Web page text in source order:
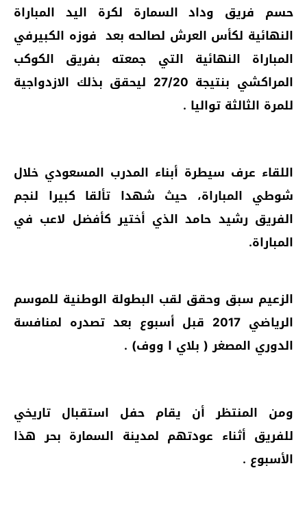
حسم فريق وداد السمارة لكرة اليد المباراة
النهائية لكأس العرش لصالحه بعد فوزه الكبيرفي
المباراة النهائية التي جمعته بفريق الكوكب
المراكشي بنتيجة 27/20 ليحقق بذلك الازدواجية
للمرة الثالثة تواليا .
اللقاء عرف سيطرة أبناء المدرب المسعودي خلال
شوطي المباراة، حيث شهدا تألقا كبيرا لنجم
الفريق رشيد حامد الذي أختير كأفضل لاعب في
المباراة.
الزعيم سبق وحقق لقب البطولة الوطنية للموسم
الرياضي 2017 قبل أسبوع بعد تصدره لمنافسة
الدوري المصغر ( بلاي ا ووف) .
ومن المنتظر أن يقام حفل استقبال تاريخي
للفريق أثناء عودتهم لمدينة السمارة بحر هذا
الأسبوع .